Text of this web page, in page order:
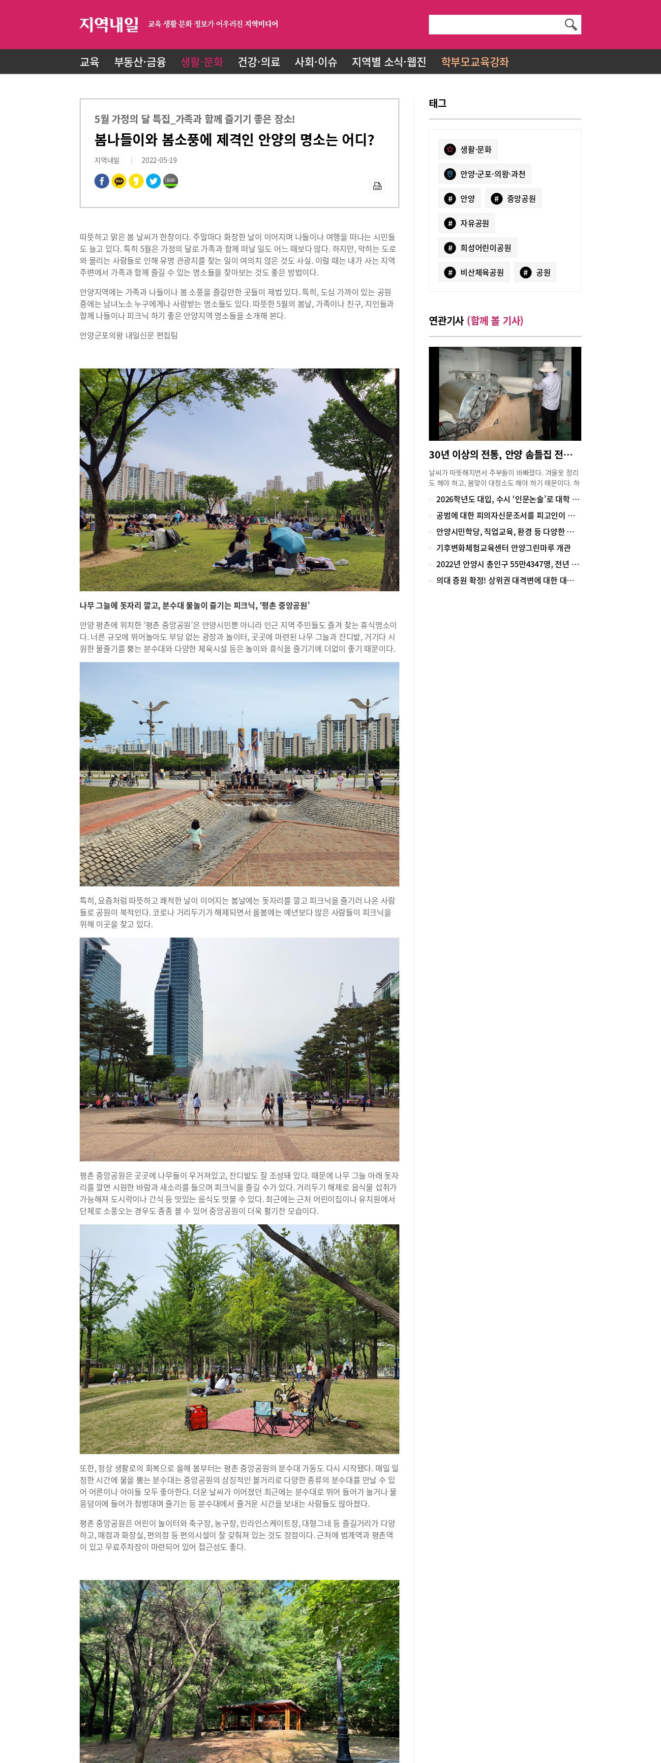
교육 부동산·금융 생활·문화 건강·의료 사회·이슈 지역별 소식·웹진 학부모교육강좌
5월 가정의 달 특집_가족과 함께 즐기기 좋은 장소!
봄나들이와 봄소풍에 제격인 안양의 명소는 어디?
지역내일 2022-05-19
따뜻하고 맑은 봄 날씨가 한창이다. 주말마다 화창한 날이 이어지며 나들이나 여행을 떠나는 시민들
도 늘고 있다. 특히 5월은 가정의 달로 가족과 함께 떠날 일도 어느 때보다 많다. 하지만, 막히는 도로
와 몰리는 사람들로 인해 유명 관광지를 찾는 일이 여의치 않은 것도 사실. 이럴 때는 내가 사는 지역
주변에서 가족과 함께 즐길 수 있는 명소들을 찾아보는 것도 좋은 방법이다.
안양지역에는 가족과 나들이나 봄 소풍을 즐길만한 곳들이 제법 있다. 특히, 도심 가까이 있는 공원
중에는 남녀노소 누구에게나 사랑받는 명소들도 있다. 따뜻한 5월의 봄날, 가족이나 친구, 지인들과
함께 나들이나 피크닉 하기 좋은 안양지역 명소들을 소개해 본다.
안양군포의왕 내일신문 편집팀
나무 그늘에 돗자리 깔고, 분수대 물놀이 즐기는 피크닉, ‘평촌 중앙공원’
안양 평촌에 위치한 ‘평촌 중앙공원’은 안양시민뿐 아니라 인근 지역 주민들도 즐겨 찾는 휴식명소이
다. 너른 규모에 뛰어놀아도 부담 없는 광장과 놀이터, 곳곳에 마련된 나무 그늘과 잔디밭, 거기다 시
원한 물줄기를 뿜는 분수대와 다양한 체육시설 등은 놀이와 휴식을 즐기기에 더없이 좋기 때문이다.
특히, 요즘처럼 따뜻하고 쾌적한 날이 이어지는 봄날에는 돗자리를 깔고 피크닉을 즐기러 나온 사람
들로 공원이 북적인다. 코로나 거리두기가 해제되면서 올봄에는 예년보다 많은 사람들이 피크닉을
위해 이곳을 찾고 있다.
평촌 중앙공원은 곳곳에 나무들이 우거져있고, 잔디밭도 잘 조성돼 있다. 때문에 나무 그늘 아래 돗자
리를 깔면 시원한 바람과 새소리를 들으며 피크닉을 즐길 수가 있다. 거리두기 해제로 음식물 섭취가
가능해져 도시락이나 간식 등 맛있는 음식도 맛볼 수 있다. 최근에는 근처 어린이집이나 유치원에서
단체로 소풍오는 경우도 종종 볼 수 있어 중앙공원이 더욱 활기찬 모습이다.
또한, 정상 생활로의 회복으로 올해 봄부터는 평촌 중앙공원의 분수대 가동도 다시 시작됐다. 매일 일
정한 시간에 물을 뿜는 분수대는 중앙공원의 상징적인 볼거리로 다양한 종류의 분수대를 만날 수 있
어 어른이나 아이들 모두 좋아한다. 더운 날씨가 이어졌던 최근에는 분수대로 뛰어 들어가 놀거나 물
웅덩이에 들어가 첨벙대며 즐기는 등 분수대에서 즐거운 시간을 보내는 사람들도 많아졌다.
평촌 중앙공원은 어린이 놀이터와 축구장, 농구장, 인라인스케이트장, 대형그네 등 즐길거리가 다양
하고, 매점과 화장실, 편의점 등 편의시설이 잘 갖춰져 있는 것도 장점이다. 근처에 범계역과 평촌역
이 있고 무료주차장이 마련되어 있어 접근성도 좋다.
태그
생활·문화
안양·군포·의왕·과천
# 안양 # 중앙공원
# 자유공원
# 희성어린이공원
# 비산체육공원 # 공원
연관기사 (함께 볼 기사)
30년 이상의 전통, 안양 솜틀집 전문 ‘행복솜틀집’
날씨가 따뜻해지면서 주부들이 바빠졌다. 겨울옷 정리
도 해야 하고, 봄맞이 대청소도 해야 하기 때문이다. 하
지만 무엇보다 신경 써서 봄맞이 관리에 나서야 하는
것이 바로 이불. 안양 호계동에서 20년 넘게 솜 트는 공
장과 솜틀집을 함께 운영하고 있는 ‘행복솜틀집’ 김용
먼지 등으로 많이 오염돼 있다”며 “이불은 꼭 세탁하고
햇볕에 잘 말린 후 보관해야 오래 사용할 수 있고, 목화
솜 이불의 경우 솜을 틀어주면 세균과 이물질, 먼지 등
의 오염이 제거되고 솜도 살아나 다음 겨울에 더 따뜻
하게 덮을 수 있다”고 조언했다. 또 “솜은 이불 속에 들
어가 있어 소비자들이 눈으로 직접 확인하기가 쉽지 않
2026학년도 대입, 수시 ‘인문논술’로 대학 업그레이드 하자!
공범에 대한 피의자신문조서를 피고인이 부인하는 경우 그 증거능력
안양시민학당, 직업교육, 환경 등 다양한 프로그램 가득~
기후변화체험교육센터 안양그린마루 개관
2022년 안양시 총인구 55만4347명, 전년 대비 0.2% 증가
의대 증원 확정! 상위권 대격변에 대한 대응은?